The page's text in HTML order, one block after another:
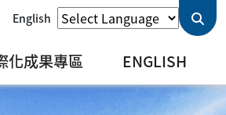
English
化成果專區 ENGLISH